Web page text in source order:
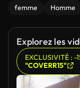
femme Homme
Explorez les
EXCLUSIVITÉ : -
"COVERR15"